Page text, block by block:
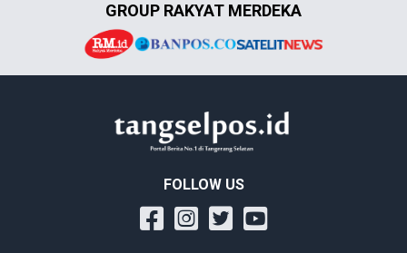
GROUP RAKYAT MERDEKA
FOLLOW US